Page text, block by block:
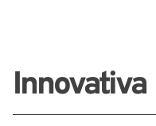
Innovativa